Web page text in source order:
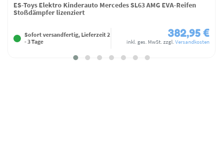
ES-Toys Elektro Kinderauto Mercedes SL63 AMG EVA-Reifen
Stoßdämpfer lizenziert
Sofort versandfertig, Lieferzeit 2
- 3 Tage
382,95 €
inkl. ges. MwSt. zzgl. Versandkosten